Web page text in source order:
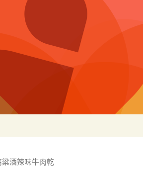
粱酒辣味牛肉乾